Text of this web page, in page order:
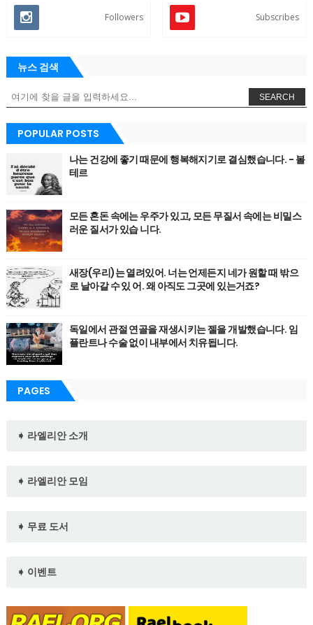
Followers Subscribes
뉴스 검색
SEARCH
POPULAR POSTS
나는 건강에 좋기 때문에 행복해지기로 결심했습니다. - 볼
테르
모든 혼돈 속에는 우주가 있고, 모든 무질서 속에는 비밀스
러운 질서가 있습 니다.
새장(우리)는 열려있어. 너는 언제든지 네가 원할 때 밖으
로 날아갈 수 있 어. 왜 아직도 그곳에 있는거죠?
독일에서 관절 연골을 재생시키는 젤을 개발했습니다. 임
플란트나 수술 없이 내부에서 치유됩니다.
PAGES
➧ 라엘리안 소개
➧ 라엘리안 모임
➧ 무료 도서
➧ 이벤트